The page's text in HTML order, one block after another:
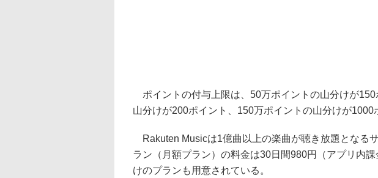
ポイントの付与上限は、50万ポイントの山分けが
山分けが200ポイント、150万ポイントの山分けが1000
Rakuten Musicは1億曲以上の楽曲が聴き放題となる
ラン（月額プラン）の料金は30日間980円（アプリ内
けのプランも用意されている。